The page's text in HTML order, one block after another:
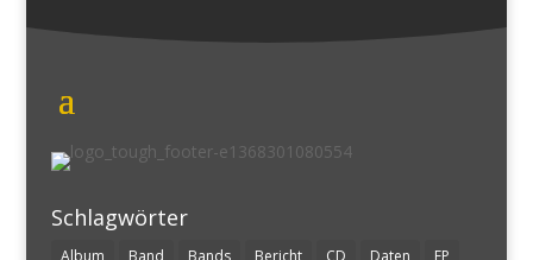
Schlagwörter
Album Band Bands Bericht CD Daten EP